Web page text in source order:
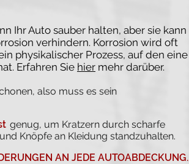
Ihr Auto sauber halten, aber sie kann
verhindern. Korrosion wird oft
physikalischer Prozess, auf den eine
Erfahren Sie hier mehr darüber.
also muss es sein
genug, um Kratzern durch scharfe
Knöpfe an Kleidung standzuhalten.
AN JEDE AUTOABDECKUNG.